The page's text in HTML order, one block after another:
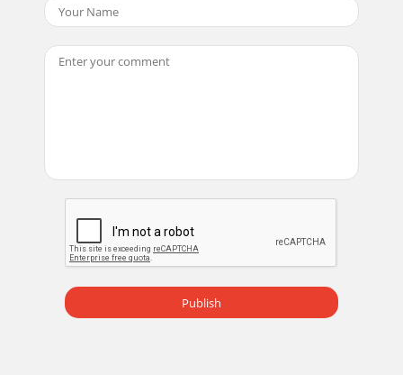
Page 15 - 2-4 连接 PC
调整菜单 （OSD： 屏幕菜单）结构 显示器的功能可能因型号
而异。以实物为准。 图像主菜单 子菜单 图像亮度 对比度 清晰
戏或观看影片等各种用户环境显示的预置图片设置。•<个人设
定>如果预置图片模式无法满足需求，用户还可直接使用此模式
来配置 <亮度> 和 <对比度>。•<标准>此模式提供适用于编辑文
档和上网冲浪 （
Page 17 - 3-1 设置最佳分辨率
3-5使用本产品 色彩微调 消除屏幕上的水平线条噪点 （线条图
案）。如果无法用 <微调> 功能完全消除噪点，则可调节 <粗调
Publish